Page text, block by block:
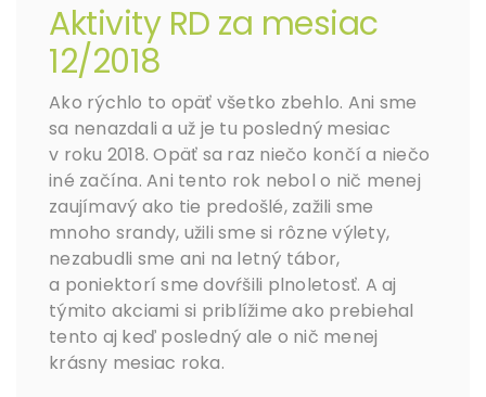
Aktivity RD za mesiac
12/2018
Ako rýchlo to opäť všetko zbehlo. Ani sme
sa nenazdali a už je tu posledný mesiac
v roku 2018. Opäť sa raz niečo končí a niečo
iné začína. Ani tento rok nebol o nič menej
zaujímavý ako tie predošlé, zažili sme
mnoho srandy, užili sme si rôzne výlety,
nezabudli sme ani na letný tábor,
a poniektorí sme dovŕšili plnoletosť. A aj
týmito akciami si priblížime ako prebiehal
tento aj keď posledný ale o nič menej
krásny mesiac roka.